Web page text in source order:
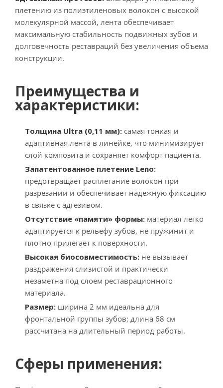
плетению из полиэтиленовых волокон с высокой
молекулярной массой, лента обеспечивает
максимальную стабильность подвижных зубов и
долговечность реставраций без увеличения объема
конструкции.
Преимущества и
характеристики:
Толщина Ultra (0,11 мм): самая тонкая и
адаптивная лента в линейке, что минимизирует
слой композита и сохраняет комфорт пациента.
Запатентованное плетение Leno:
предотвращает расплетание волокон при
разрезании и обеспечивает надежную фиксацию
в связке с адгезивом.
Отсутствие «памяти» формы: материал легко
адаптируется к рельефу зубов, не пружинит и
плотно прилегает к поверхности.
Высокая биосовместимость: не вызывает
раздражения слизистой и практически
незаметна под слоем реставрационного
материала.
Размер: ширина 2 мм идеальна для
фронтальной группы зубов; длина 68 см
рассчитана на длительный период работы.
Сферы применения: